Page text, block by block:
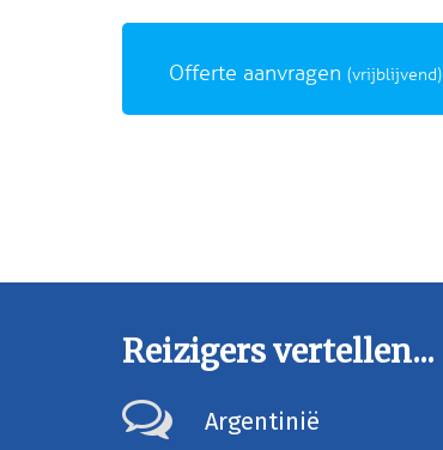
Offerte aanvragen (vrijblijvend)
Reizigers vertellen...
Argentinië